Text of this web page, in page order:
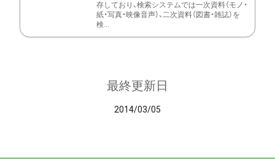
存しており、検索システムでは一次資料（モノ・
紙・写真・映像音声）、二次資料（図書・雑誌）を
検...
最終更新日
2014/03/05